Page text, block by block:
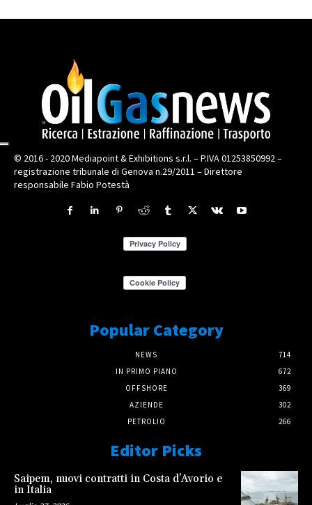
© 2016 - 2020 Mediapoint & Exhibitions s.r.l. – P.IVA 01253850992 –
registrazione tribunale di Genova n.29/2011 – Direttore
responsabile Fabio Potestà
Popular Category
NEWS
714
IN PRIMO PIANO
672
OFFSHORE
369
AZIENDE
302
PETROLIO
266
Editor Picks
Saipem, nuovi contratti in Costa d’Avorio e
in Italia